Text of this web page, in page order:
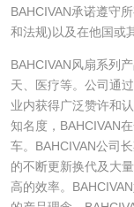
BAHCIVAN承诺遵守
和法规)以及在他国或
BAHCIVAN风扇系列
天、医疗等。公司通
业内获得广泛赞许和
知名度，BAHCIVAN
车。BAHCIVAN公司
的不断更新换代及大
高的效率。